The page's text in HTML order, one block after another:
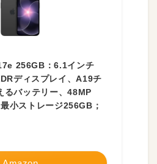
256GB：6.1インチ
ディスプレイ、A19チ
るバッテリー、48MP
小ストレージ256GB；